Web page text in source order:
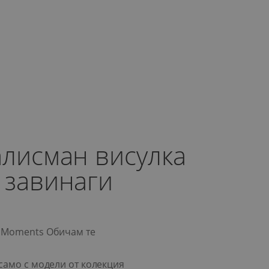
висулка
Обичам те
с модели от колекция